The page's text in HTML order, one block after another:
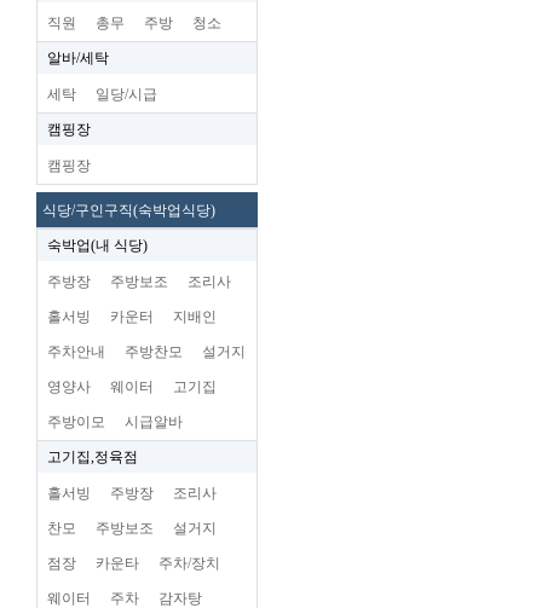
직원 총무 주방 청소
알바/세탁
세탁 일당/시급
캠핑장
캠핑장
식당/구인구직(숙박업식당)
숙박업(내 식당)
주방장 주방보조 조리사
홀서빙 카운터 지배인
주차안내 주방찬모 설거지
영양사 웨이터 고기집
주방이모 시급알바
고기집,정육점
홀서빙 주방장 조리사
찬모 주방보조 설거지
점장 카운타 주차/장치
웨이터 주차 감자탕